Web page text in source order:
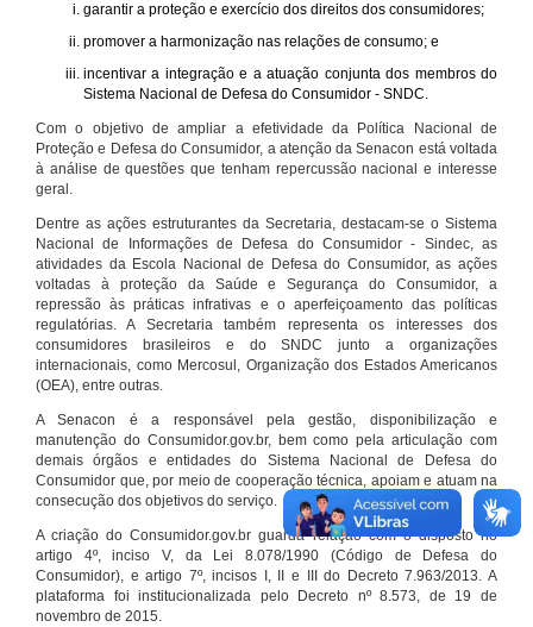
garantir a proteção e exercício dos direitos dos consumidores;
promover a harmonização nas relações de consumo; e
incentivar a integração e a atuação conjunta dos membros do
Sistema Nacional de Defesa do Consumidor - SNDC.
Com o objetivo de ampliar a efetividade da Política Nacional de
Proteção e Defesa do Consumidor, a atenção da Senacon está voltada
à análise de questões que tenham repercussão nacional e interesse
geral.
Dentre as ações estruturantes da Secretaria, destacam-se o Sistema
Nacional de Informações de Defesa do Consumidor - Sindec, as
atividades da Escola Nacional de Defesa do Consumidor, as ações
voltadas à proteção da Saúde e Segurança do Consumidor, a
repressão às práticas infrativas e o aperfeiçoamento das políticas
regulatórias. A Secretaria também representa os interesses dos
consumidores brasileiros e do SNDC junto a organizações
internacionais, como Mercosul, Organização dos Estados Americanos
(OEA), entre outras.
A Senacon é a responsável pela gestão, disponibilização e
manutenção do Consumidor.gov.br, bem como pela articulação com
demais órgãos e entidades do Sistema Nacional de Defesa do
Consumidor que, por meio de cooperação técnica, apoiam e atuam na
consecução dos objetivos do serviço.
A criação do Consumidor.gov.br guarda relação com o disposto no
artigo 4º, inciso V, da Lei 8.078/1990 (Código de Defesa do
Consumidor), e artigo 7º, incisos I, II e III do Decreto 7.963/2013. A
plataforma foi institucionalizada pelo Decreto nº 8.573, de 19 de
novembro de 2015.